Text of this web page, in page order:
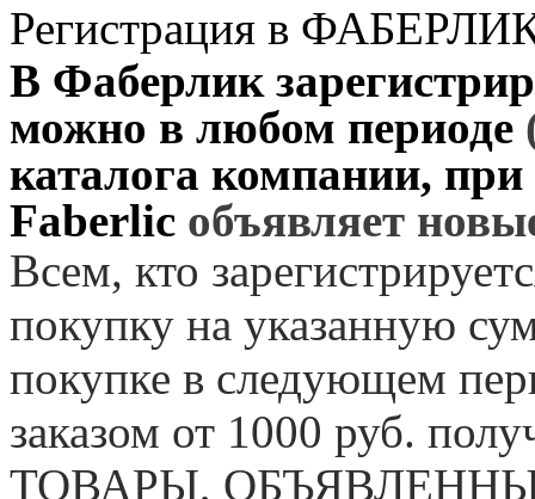
Регистрация в
В Фаберлик
можно в любом периоде
каталога компании,
Faberlic объявляет
Всем, кто
покупку на указанную
покупке в следующем
заказом от 1000 руб.
ТОВАРЫ,